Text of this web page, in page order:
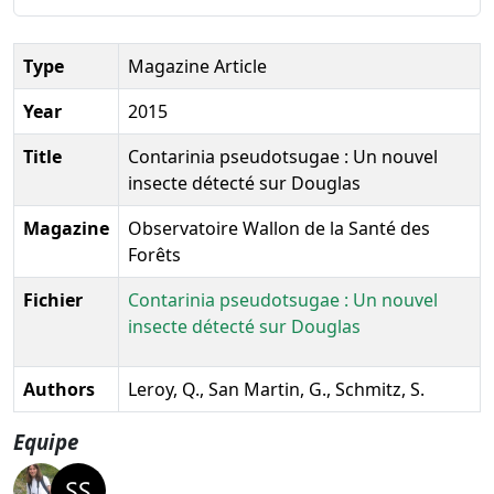
Type
Magazine Article
Year
2015
Title
Contarinia pseudotsugae : Un nouvel
insecte détecté sur Douglas
Magazine
Observatoire Wallon de la Santé des
Forêts
Fichier
Contarinia pseudotsugae : Un nouvel
insecte détecté sur Douglas
Authors Leroy, Q., San Martin, G., Schmitz, S.
Equipe